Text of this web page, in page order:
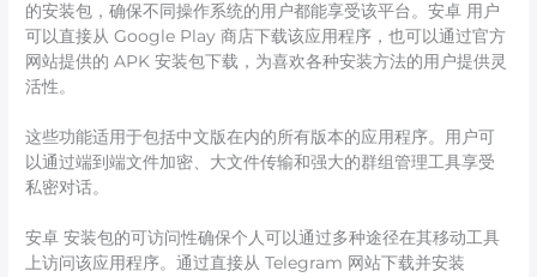
的安装包，确保不同操作系统的用户都能享受该平台。安卓 用户
可以直接从 Google Play 商店下载该应用程序，也可以通过官方
网站提供的 APK 安装包下载，为喜欢各种安装方法的用户提供灵
活性。
这些功能适用于包括中文版在内的所有版本的应用程序。用户可
以通过端到端文件加密、大文件传输和强大的群组管理工具享受
私密对话。
安卓 安装包的可访问性确保个人可以通过多种途径在其移动工具
上访问该应用程序。通过直接从 Telegram 网站下载并安装